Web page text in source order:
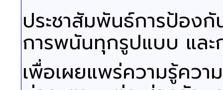
ประชาสัมพันธ์การป้อง
การพนันทุกรูปแบบ และ
เพื่อเผยแพร่ความรู้คว